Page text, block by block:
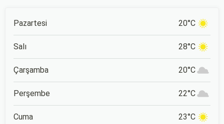
Pazartesi 20°C
Salı 28°C
Çarşamba 20°C
Perşembe 22°C
Cuma 23°C